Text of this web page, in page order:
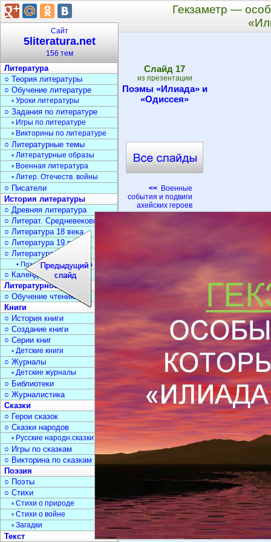
Гекзаметр —
Cлайд 17
из презентации
Поэмы «Илиада» и
«Одиссея»
<< Военные
события и подвиги
ахейских героев
Сайт
5literatura.net
156 тем
Литература
○ Теория литературы
○ Обучение литературе
▫ Уроки литературы
○ Задания по литературе
▫ Игры по литературе
▫ Викторины по литературе
○ Литературные темы
▫ Литературные образы
▫ Военная литература
▫ Литер. Отечеств. войны
○ Писатели
История литературы
○ Древняя литература
○ Литерат. Средневековья
○ Литература 18 века
○ Литература 19 века
○ Литература 20 века
• Поэзия Серебрян. века
○ Календарь дат
Литературное чтение
○ Обучение чтению
Книги
○ История книги
○ Создание книги
○ Серии книг
▫ Детские книги
○ Журналы
▫ Детские журналы
○ Библиотеки
○ Журналистика
Сказки
○ Герои сказок
○ Сказки народов
▫ Русские народн.сказки
○ Игры по сказкам
○ Викторина по сказкам
Поэзия
○ Поэты
○ Стихи
▫ Стихи о природе
▫ Стихи о войне
▫ Загадки
Текст